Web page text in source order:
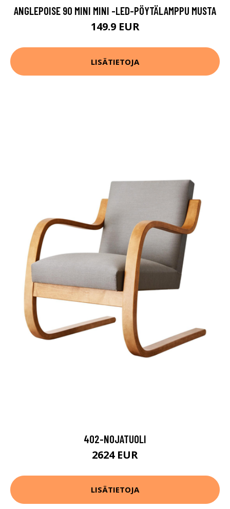
ANGLEPOISE 90 MINI MINI -LED-PÖYTÄLAMPPU MUSTA
149.9 EUR
LISÄTIETOJA
402-NOJATUOLI
2624 EUR
LISÄTIETOJA